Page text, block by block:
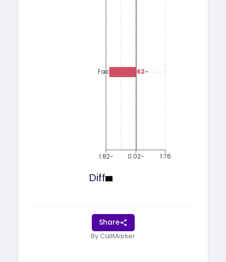
Facebook
-1.82 -0.02 1.76
-1.62
Diff
Share
By CallMarker